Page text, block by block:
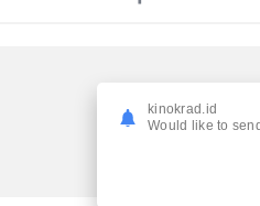
kinokrad.id
Would like to